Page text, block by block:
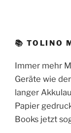
📚 TOLINO
Immer mehr
Geräte wie der
langer
Papier
Books jetzt